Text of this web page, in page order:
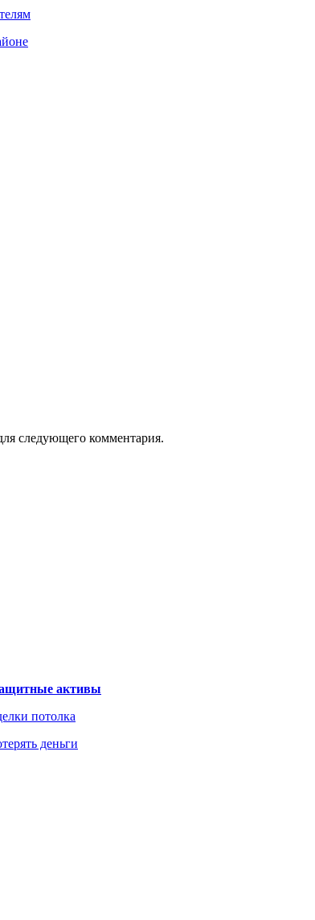
следующего комментария.
активы
потолка
деньги